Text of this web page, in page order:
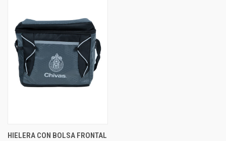
HIELERA CON BOLSA FRONTAL